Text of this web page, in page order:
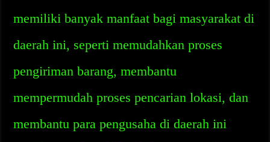
memiliki banyak manfaat bagi masyarakat di
daerah ini, seperti memudahkan proses
pengiriman barang, membantu
mempermudah proses pencarian lokasi, dan
membantu para pengusaha di daerah ini